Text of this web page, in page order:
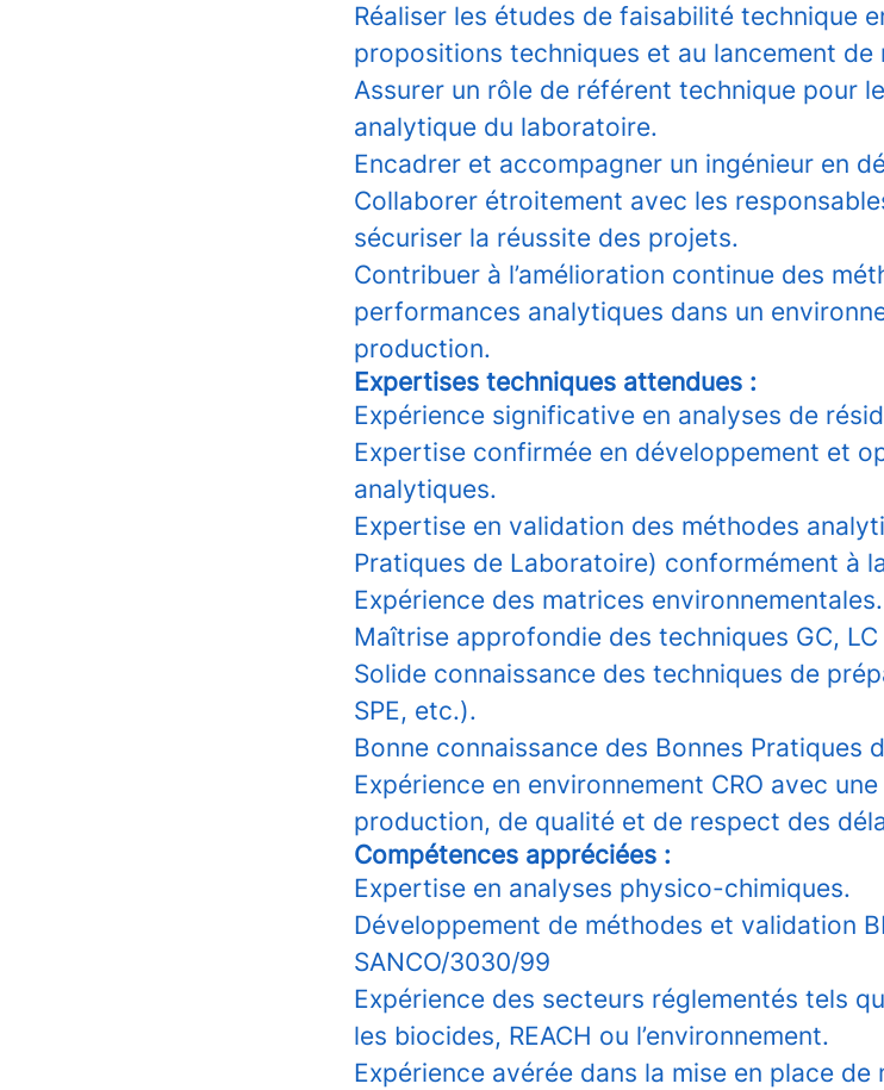
Réaliser les études de faisabilité technique
propositions techniques et au lancement de
Assurer un rôle de référent technique pour
analytique du laboratoire.
Encadrer et accompagner un ingénieur en
Collaborer étroitement avec les
sécuriser la réussite des projets.
Contribuer à l’amélioration continue des
performances analytiques dans un
production.
Expertises techniques attendues :
Expérience significative en analyses de
Expertise confirmée en développement et
analytiques.
Expertise en validation des méthodes
Pratiques de Laboratoire) conformément à
Expérience des matrices environnementales.
Maîtrise approfondie des techniques GC, LC
Solide connaissance des techniques de
SPE, etc.).
Bonne connaissance des Bonnes Pratiques
Expérience en environnement CRO avec
production, de qualité et de respect des
Compétences appréciées :
Expertise en analyses physico-chimiques.
Développement de méthodes et validation
SANCO/3030/99
Expérience des secteurs réglementés tels
les biocides, REACH ou l’environnement.
Expérience avérée dans la mise en place